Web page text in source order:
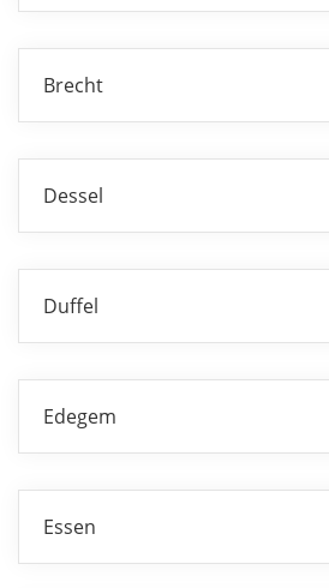
Brecht
Dessel
Duffel
Edegem
Essen